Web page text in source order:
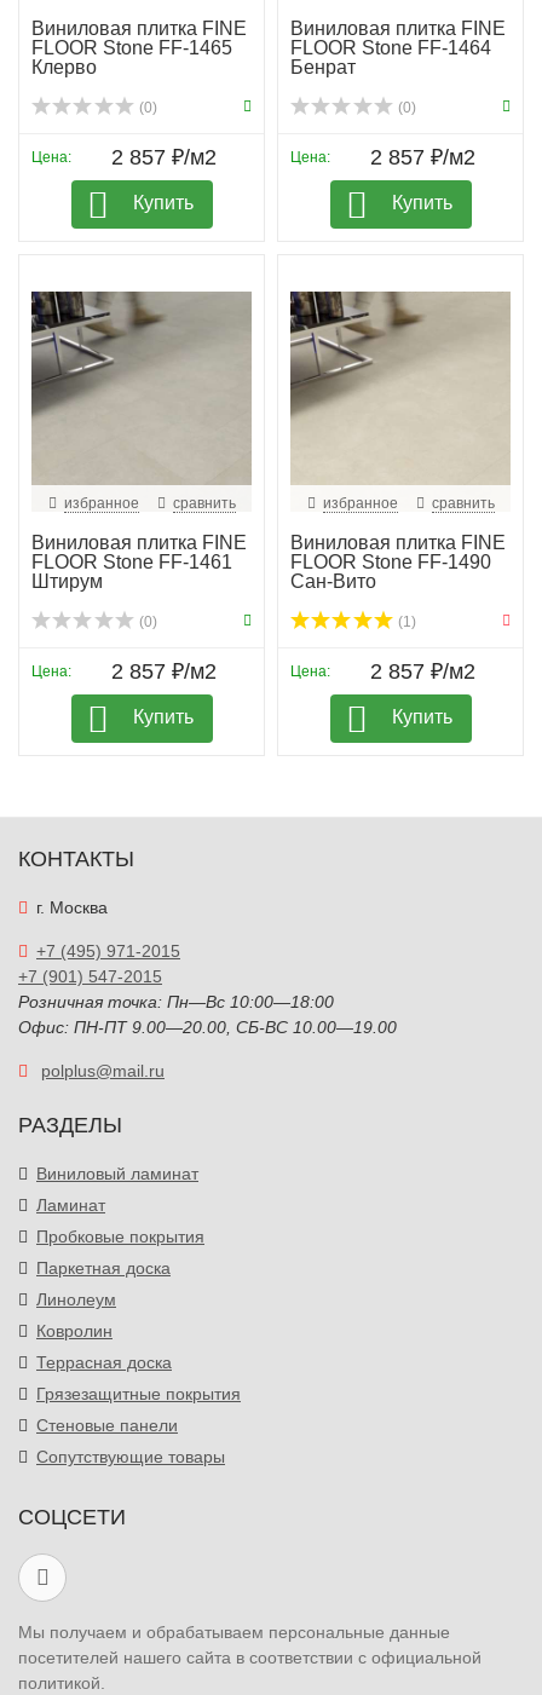
Виниловая плитка FINE
FLOOR Stone FF-1465
Клерво
(0)
Цена: 2 857 ₽/м2
Купить
Виниловая плитка FINE
FLOOR Stone FF-1464
Бенрат
(0)
Цена: 2 857 ₽/м2
Купить
избранное сравнить
Виниловая плитка FINE
FLOOR Stone FF-1461
Штирум
(0)
Цена: 2 857 ₽/м2
Купить
избранное сравнить
Виниловая плитка FINE
FLOOR Stone FF-1490
Сан-Вито
(1)
Цена: 2 857 ₽/м2
Купить
КОНТАКТЫ
г. Москва
+7 (495) 971-2015
+7 (901) 547-2015
Розничная точка: Пн—Вс 10:00—18:00
Офис: ПН-ПТ 9.00—20.00, СБ-ВС 10.00—19.00
polplus@mail.ru
РАЗДЕЛЫ
Виниловый ламинат
Ламинат
Пробковые покрытия
Паркетная доска
Линолеум
Ковролин
Террасная доска
Грязезащитные покрытия
Стеновые панели
Сопутствующие товары
СОЦСЕТИ
Мы получаем и обрабатываем персональные данные
посетителей нашего сайта в соответствии с официальной
политикой.